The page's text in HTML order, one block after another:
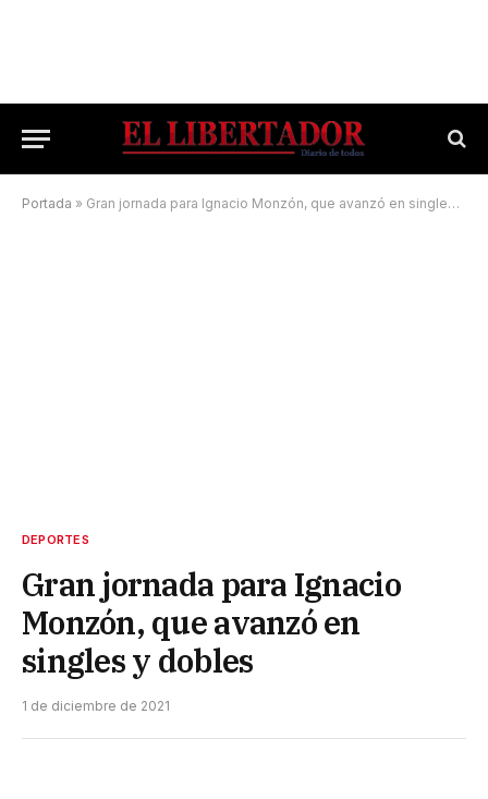
Portada » Gran jornada para Ignacio Monzón, que avanzó en singles y dobles
DEPORTES
Gran jornada para Ignacio
Monzón, que avanzó en
singles y dobles
1 de diciembre de 2021